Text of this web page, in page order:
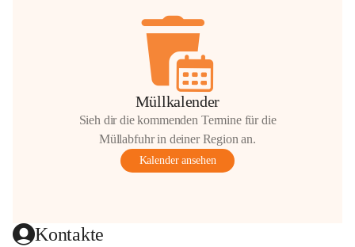
Müllkalender
Sieh dir die kommenden Termine für die
Müllabfuhr in deiner Region an.
Kalender ansehen
Kontakte